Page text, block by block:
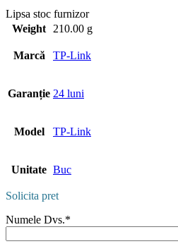
Lipsa stoc furnizor
Weight
210.00 g
Marcă TP-Link
Garanție 24 luni
Model TP-Link
Unitate Buc
Solicita pret
Numele Dvs.*